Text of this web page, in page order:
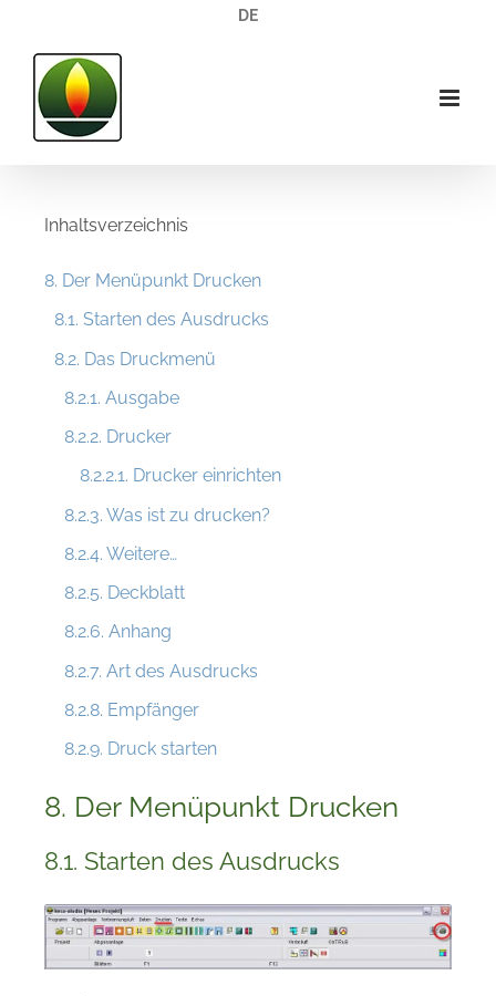
Inhalt
springen
DE
Inhaltsverzeichnis
8. Der Menüpunkt Drucken
8.1. Starten des Ausdrucks
8.2. Das Druckmenü
8.2.1. Ausgabe
8.2.2. Drucker
8.2.2.1. Drucker einrichten
8.2.3. Was ist zu drucken?
8.2.4. Weitere…
8.2.5. Deckblatt
8.2.6. Anhang
8.2.7. Art des Ausdrucks
8.2.8. Empfänger
8.2.9. Druck starten
8. Der Menüpunkt Drucken
8.1. Starten des Ausdrucks